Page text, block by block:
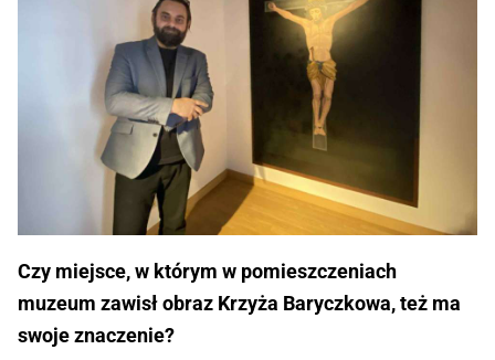
Czy miejsce, w którym w pomieszczeniach
muzeum zawisł obraz Krzyża Baryczkowa, też ma
swoje znaczenie?